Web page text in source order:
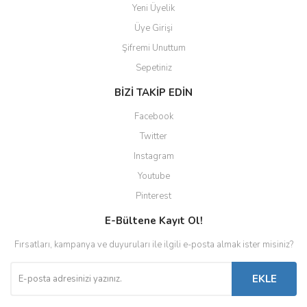
Yeni Üyelik
Üye Girişi
Şifremi Unuttum
Sepetiniz
BİZİ TAKİP EDİN
Facebook
Twitter
Instagram
Youtube
Pinterest
E-Bültene Kayıt Ol!
Fırsatları, kampanya ve duyuruları ile ilgili e-posta almak ister misiniz?
EKLE